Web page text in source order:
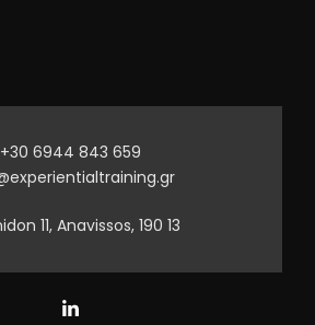
+30 6944 843 659
11, Anavissos, 190 13